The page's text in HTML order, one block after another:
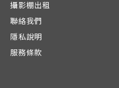
攝影棚出租
聯絡我們
隱私說明
服務條款